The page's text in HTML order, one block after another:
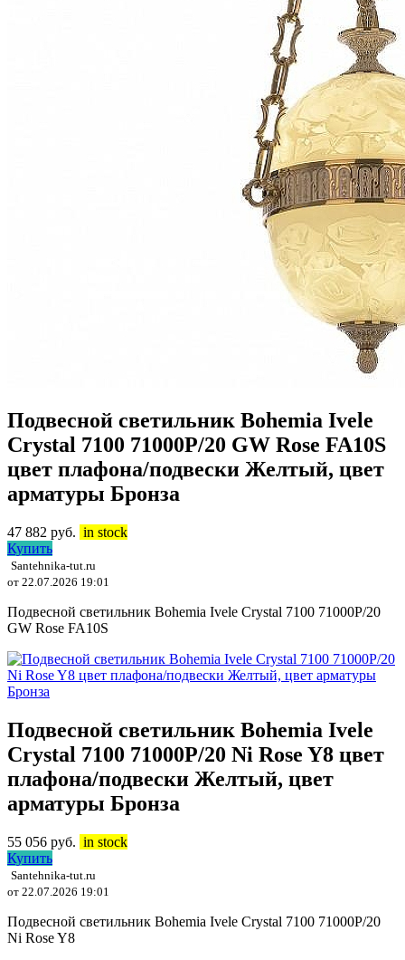
Подвесной светильник Bohemia Ivele
Crystal 7100 71000P/20 GW Rose FA10S
цвет плафона/подвески Желтый, цвет
арматуры Бронза
47 882 руб. in stock
Купить
Santehnika-tut.ru
от 22.07.2026 19:01
Подвесной светильник Bohemia Ivele Crystal 7100 71000P/20
GW Rose FA10S
Подвесной светильник Bohemia Ivele
Crystal 7100 71000P/20 Ni Rose Y8 цвет
плафона/подвески Желтый, цвет
арматуры Бронза
55 056 руб. in stock
Купить
Santehnika-tut.ru
от 22.07.2026 19:01
Подвесной светильник Bohemia Ivele Crystal 7100 71000P/20
Ni Rose Y8